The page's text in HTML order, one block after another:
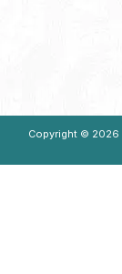
Copyright © 2026